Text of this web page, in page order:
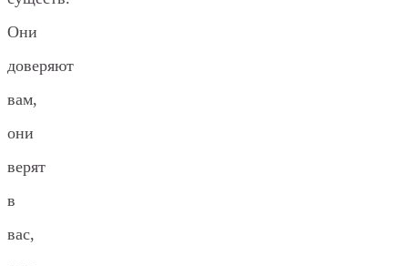
Они
доверяют
вам,
они
верят
в
вас,